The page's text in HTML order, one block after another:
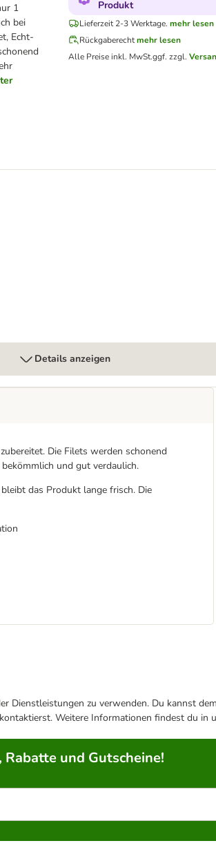
1
bei
Echt-
Produkt
Lieferzeit 2-3 Werktage. mehr lesen
Rückgaberecht mehr lesen
Alle Preise inkl. MwSt.ggf. zzgl.
Details anzeigen
Die Filets werden schonend
und gut verdaulich.
das Produkt lange frisch. Die
zu verwenden. Du kannst
Weitere Informationen findest du in
und Gutscheine!